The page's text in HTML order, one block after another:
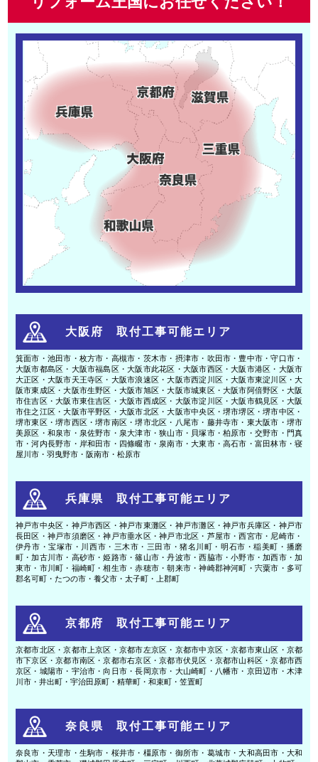
大阪府 取付工事可能エリア
箕面市・池田市・枚方市・高槻市・茨木市・摂津市・吹田市・豊中市・守口市・
大阪市都島区・大阪市福島区・大阪市此花区・大阪市西区・大阪市港区・大阪市
大正区・大阪市天王寺区・大阪市浪速区・大阪市西淀川区・大阪市東淀川区・大
阪市東成区・大阪市生野区・大阪市旭区・大阪市城東区・大阪市阿倍野区・大阪
市住吉区・大阪市東住吉区・大阪市西成区・大阪市淀川区・大阪市鶴見区・大阪
市住之江区・大阪市平野区・大阪市北区・大阪市中央区・堺市堺区・堺市中区・
堺市東区・堺市西区・堺市南区・堺市北区・八尾市・藤井寺市・東大阪市・堺市
美原区・和泉市・泉佐野市・泉大津市・狭山市・貝塚市・柏原市・交野市・門真
市・河内長野市・岸和田市・四條畷市・泉南市・大東市・高石市・富田林市・寝
屋川市・羽曳野市・阪南市・松原市
兵庫県 取付工事可能エリア
神戸市中央区・神戸市西区・神戸市東灘区・神戸市灘区・神戸市兵庫区・神戸市
長田区・神戸市須磨区・神戸市垂水区・神戸市北区・芦屋市・西宮市・尼崎市・
伊丹市・宝塚市・川西市・三木市・三田市・猪名川町・明石市・稲美町・播磨
町・加古川市・高砂市・姫路市・篠山市・丹波市・西脇市・小野市・加西市・加
東市・市川町・福崎町・相生市・赤穂市・朝来市・神崎郡神河町・宍粟市・多可
郡名可町・たつの市・養父市・太子町・上郡町
京都府 取付工事可能エリア
京都市北区・京都市上京区・京都市左京区・京都市中京区・京都市東山区・京都
市下京区・京都市南区・京都市右京区・京都市伏見区・京都市山科区・京都市西
京区・城陽市・宇治市・向日市・長岡京市・大山崎町・八幡市・京田辺市・木津
川市・井出町・宇治田原町・精華町・和束町・笠置町
奈良県 取付工事可能エリア
奈良市・天理市・生駒市・桜井市・橿原市・御所市・葛城市・大和高田市・大和